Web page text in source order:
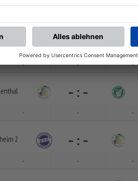
-:-
- - -
- : -
- - -
2 - : -
- - -